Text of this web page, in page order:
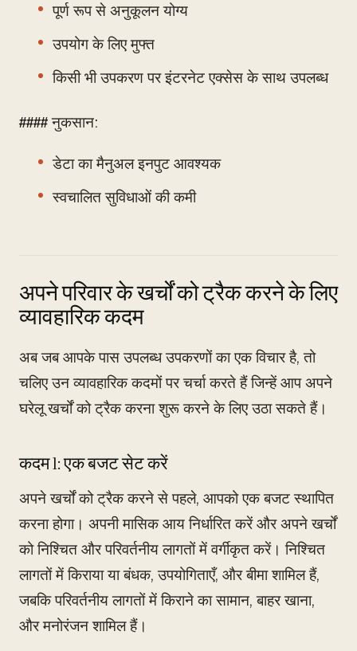
पूर्ण रूप से अनुकूलन योग्य
उपयोग के लिए मुफ्त
किसी भी उपकरण पर इंटरनेट एक्सेस के साथ उपलब्ध
#### नुकसान:
डेटा का मैनुअल इनपुट आवश्यक
स्वचालित सुविधाओं की कमी
अपने परिवार के खर्चों को ट्रैक करने के लिए
व्यावहारिक कदम
अब जब आपके पास उपलब्ध उपकरणों का एक विचार है, तो
चलिए उन व्यावहारिक कदमों पर चर्चा करते हैं जिन्हें आप अपने
घरेलू खर्चों को ट्रैक करना शुरू करने के लिए उठा सकते हैं।
कदम 1: एक बजट सेट करें
अपने खर्चों को ट्रैक करने से पहले, आपको एक बजट स्थापित
करना होगा। अपनी मासिक आय निर्धारित करें और अपने खर्चों
को निश्चित और परिवर्तनीय लागतों में वर्गीकृत करें। निश्चित
लागतों में किराया या बंधक, उपयोगिताएँ, और बीमा शामिल हैं,
जबकि परिवर्तनीय लागतों में किराने का सामान, बाहर खाना,
और मनोरंजन शामिल हैं।